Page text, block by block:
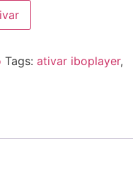
Tags: ativar iboplayer,